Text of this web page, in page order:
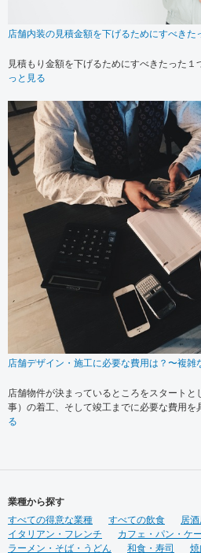
店舗内装の見積金額を下げるためにすべきた
見積もり金額を下げるためにすべきたった１
っと見る
店舗デザイン・施工に必要な費用は？〜複雑
店舗物件が決まっているところをスタート
事）の着工、そして竣工までに必要な費用を
る
業種から探す
すべての得意な業種
すべての飲食 居酒
イタリアン・フレンチ
カフェ・パン・ケ
ラーメン・そば・うどん
和食・寿司